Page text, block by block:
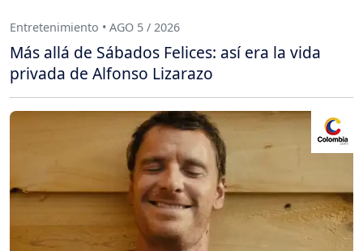
Entretenimiento • AGO 5 / 2026
Más allá de Sábados Felices: así era la vida
privada de Alfonso Lizarazo